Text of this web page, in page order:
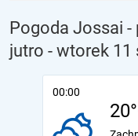
Pogoda Jossai
jutro - wtorek 11
00:00